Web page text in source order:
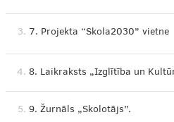
3. 7. Projekta “Skola2030” vietne
4. 8. Laikraksts „Izglītība un
5. 9. Žurnāls „Skolotājs”.